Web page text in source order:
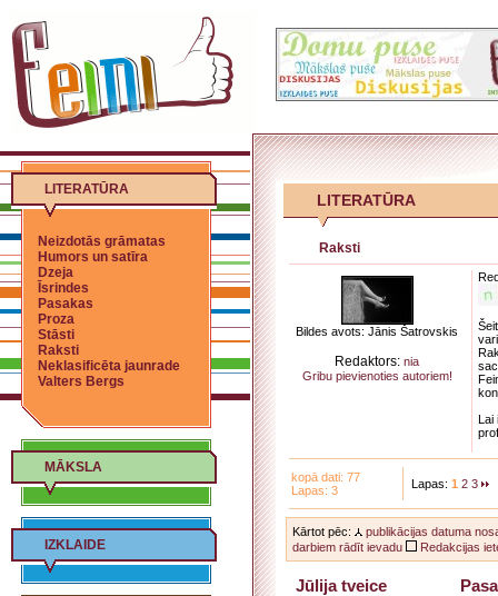
LITERATŪRA
Neizdotās grāmatas
Humors un satīra
Dzeja
Īsrindes
Pasakas
Proza
Stāsti
Raksti
Neklasificēta jaunrade
Valters Bergs
MĀKSLA
IZKLAIDE
LITERATŪRA
Raksti
Bildes avots: Jānis Šatrovskis
Redaktors:nia
Gribu pievienoties autoriem!
Lai
kopā dati: 77
Lapas: 3
Lapas: 1 2 3
Kārtot pēc: publikācijas datuma
darbiem rādīt ievadu
Redakcijas
Jūlija tveice